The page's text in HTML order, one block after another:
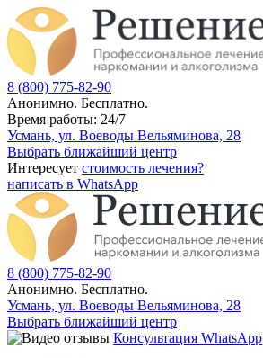
8 (800) 775-82-90
Анонимно. Бесплатно.
Время работы: 24/7
Усмань, ул. Воеводы Вельяминова, 28
Выбрать ближайший центр
Интересует стоимость лечения?
написать в WhatsApp
8 (800) 775-82-90
Анонимно. Бесплатно.
Усмань, ул. Воеводы Вельяминова, 28
Выбрать ближайший центр
Консультация WhatsApp